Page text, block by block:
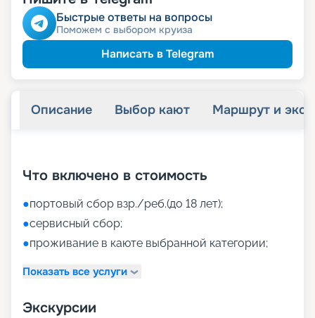
Быстрые ответы на вопросы
Поможем с выбором круиза
Написать в Telegram
Описание Выбор кают Маршрут и
Что включено в стоимость
●портовый сбор взр./реб.(до 18 лет);
●сервисный сбор;
●проживание в каюте выбранной категории;
Показать все услуги
Экскурсии